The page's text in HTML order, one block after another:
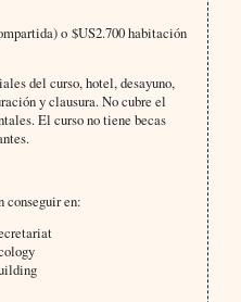
o $US2.700 habitación
del curso, hotel, desayuno,
y clausura. No cubre el
El curso no tiene becas
conseguir en: